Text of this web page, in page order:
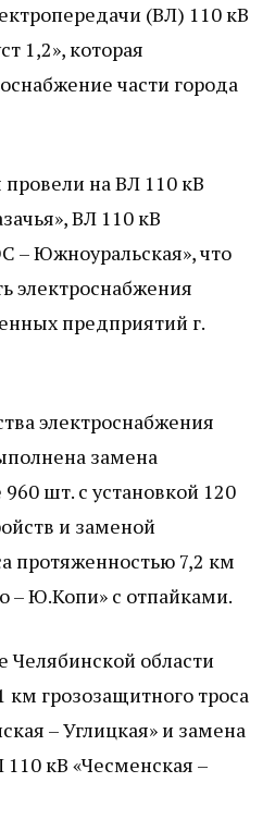
(ВЛ) 110 кВ
1,2», которая
части города
на ВЛ 110 кВ
ВЛ 110 кВ
– Южноуральская», что
электроснабжения
предприятий г.
электроснабжения
замена
шт. с установкой 120
и заменой
протяженностью 7,2 км
– Ю.Копи» с отпайками.
области
грозозащитного троса
– Углицкая» и замена
110 кВ «Чесменская –